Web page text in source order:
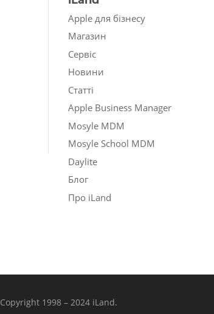
Apple для бізнесу
Магазин
Сервіс
Новини
Статті
Apple Business Manager
Mosyle MDM
Mosyle School MDM
Daylite
Блог
Про iLand
Copyright 1998 – 2024 iLand.